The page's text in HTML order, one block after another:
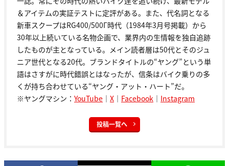
＆アイテムの実証テストに定評がある。また、代名詞となる
新車スクープはRG400/500Γ時代（1984年3月号掲載）から
30年以上続いている名物企画で、業界内の生情報を独自追跡
したものが主となっている。メイン読者層は50代とそのジュ
ニア世代となる20代。ブランドタイトルの“ヤング”という単
語はさすがに時代錯誤とはなったが、信条はバイク乗りの多
くが持ち合わせている“ヤング・アット・ハート”だ。
※ヤングマシン： YouTube ｜ X ｜ Facebook ｜ Instagram
投稿一覧へ